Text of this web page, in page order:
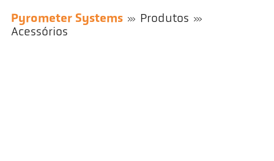
Pyrometer Systems
Produtos
Acessórios